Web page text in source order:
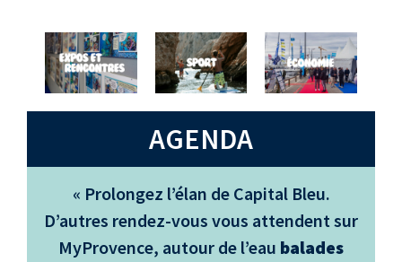
AGENDA
« Prolongez l’élan de Capital Bleu.
D’autres rendez-vous vous attendent sur
MyProvence, autour de l’eau balades